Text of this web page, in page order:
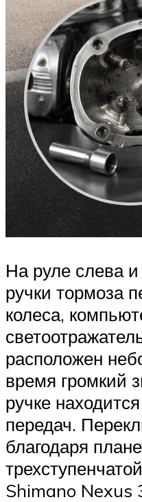
На руле слева
ручки тормоза
колеса,
расположен
время громкий
ручке
передач.
благодаря
Shimano Nexus